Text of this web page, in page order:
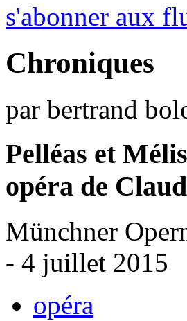
s'abonner aux
Chroniques
par bertrand
Pelléas et
opéra de
Münchner
- 4 juillet 2015
opéra